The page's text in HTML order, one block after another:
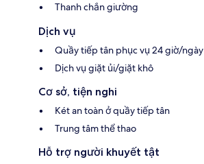
Thanh chắn giường
Dịch vụ
Quầy tiếp tân phục vụ 24 giờ/ngày
Dịch vụ giặt ủi/giặt khô
Cơ sở, tiện nghi
Két an toàn ở quầy tiếp tân
Trung tâm thể thao
Hỗ trợ người khuyết tật